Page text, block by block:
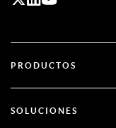
PRODUCTOS
SOLUCIONES